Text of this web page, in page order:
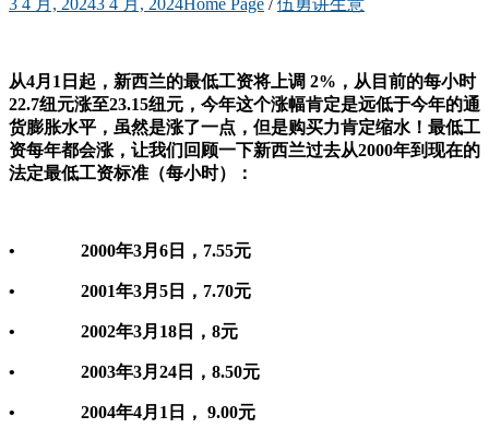
从4月1日起，新西兰的最低工资将上调 2%，从目前的每小时
22.7纽元涨至23.15纽元，今年这个涨幅肯定是远低于今年的通
货膨胀水平，虽然是涨了一点，但是购买力肯定缩水！最低工
资每年都会涨，让我们回顾一下新西兰过去从2000年到现在的
法定最低工资标准（每小时）：
• 2000年3月6日，7.55元
• 2001年3月5日，7.70元
• 2002年3月18日，8元
• 2003年3月24日，8.50元
• 2004年4月1日， 9.00元